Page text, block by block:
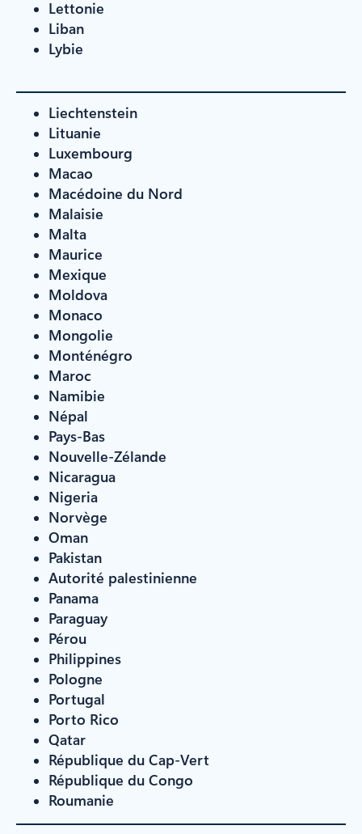
Lettonie
Liban
Lybie
Liechtenstein
Lituanie
Luxembourg
Macao
Macédoine du Nord
Malaisie
Malta
Maurice
Mexique
Moldova
Monaco
Mongolie
Monténégro
Maroc
Namibie
Népal
Pays-Bas
Nouvelle-Zélande
Nicaragua
Nigeria
Norvège
Oman
Pakistan
Autorité palestinienne
Panama
Paraguay
Pérou
Philippines
Pologne
Portugal
Porto Rico
Qatar
République du Cap-Vert
République du Congo
Roumanie